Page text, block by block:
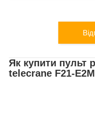
Як купити пульт
telecrane F21-